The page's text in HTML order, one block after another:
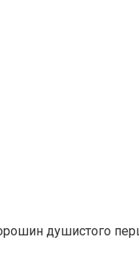
душистого